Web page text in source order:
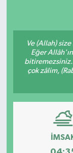
Ve (Allah)
Eğer
bitiremezsiniz.
çok zâlim,